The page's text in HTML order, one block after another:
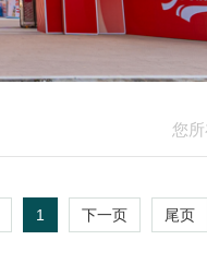
您所
1 下一页 尾页